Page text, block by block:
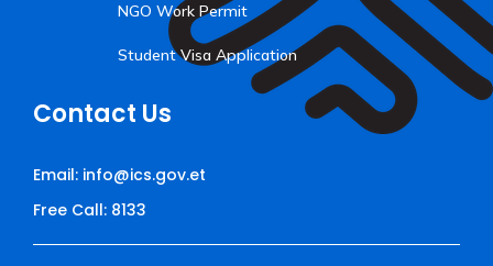
NGO Work Permit
Student Visa Application
Contact Us
Email: info@ics.gov.et
Free Call: 8133